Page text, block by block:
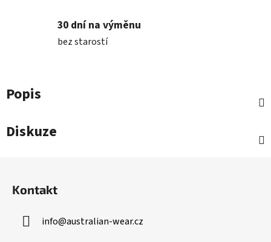
30 dní na výměnu
bez starostí
Popis
Diskuze
Kontakt
info@australian-wear.cz